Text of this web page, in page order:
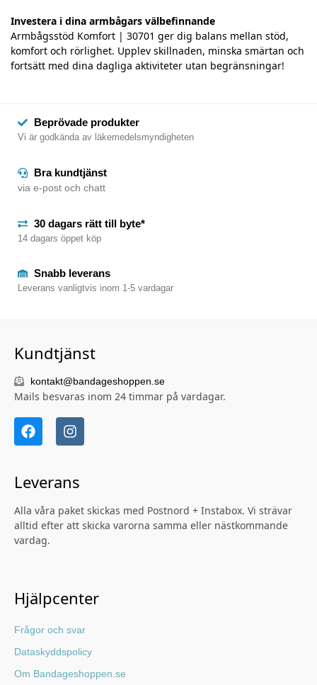
Investera i dina armbågars välbefinnande
Armbågsstöd Komfort | 30701 ger dig balans mellan stöd,
komfort och rörlighet. Upplev skillnaden, minska smärtan och
fortsätt med dina dagliga aktiviteter utan begränsningar!
Beprövade produkter
Vi är godkända av läkemedelsmyndigheten
Bra kundtjänst
via e-post och chatt
30 dagars rätt till byte*
14 dagars öppet köp
Snabb leverans
Leverans vanligtvis inom 1-5 vardagar
Kundtjänst
kontakt@bandageshoppen.se
Mails besvaras inom 24 timmar på vardagar.
Leverans
Alla våra paket skickas med Postnord + Instabox. Vi strävar
alltid efter att skicka varorna samma eller nästkommande
vardag.
Hjälpcenter
Frågor och svar
Dataskyddspolicy
Om Bandageshoppen.se